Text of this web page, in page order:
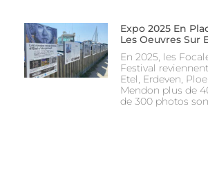
Expo 2025 En
Les Oeuvres Sur
En 2025, les
Festival
Etel, Erdeven,
Mendon plus de
de 300 photos